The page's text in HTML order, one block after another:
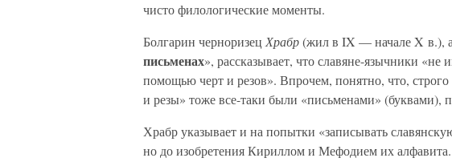
чисто филологические моменты.
Болгарин черноризец Храбр(жил в IX — начале X в.),
письменах», рассказывает, что славяне-язычники
помощью черт и резов». Впрочем, понятно, что,
и резы» тоже все-таки были «письменами» (буквами),
Храбр указывает и на попытки «записывать
но до изобретения Кириллом и Мефодием их алфавита.